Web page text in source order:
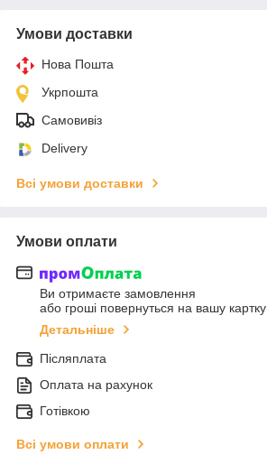
Умови доставки
Нова Пошта
Укрпошта
Самовивіз
Delivery
Всі умови доставки
Умови оплати
Ви отримаєте замовлення
або гроші повернуться на вашу картку
Детальніше
Післяплата
Оплата на рахунок
Готівкою
Всі умови оплати